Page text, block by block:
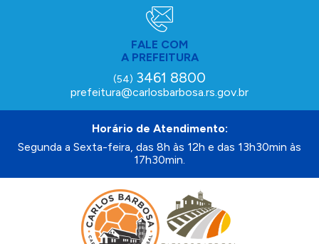
FALE COM
A PREFEITURA
(54) 3461 8800
prefeitura@carlosbarbosa.rs.gov.br
Horário de Atendimento:
Segunda a Sexta-feira, das 8h às 12h e das 13h30min às
17h30min.